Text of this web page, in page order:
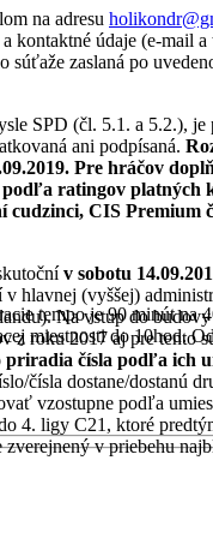
na adresu
kontaktné údaje (e-mail
zaslaná po
SPD (čl. 5.1. a 5.2.),
ani podpísaná.
Pre hráčov
ratingov platných
CIS Premium
v sobotu
v hlavnej (vyššej)
Na vstup do
z roku 2017 aj pre
čísla podľa ich
čísla dostane/dostanú
vzostupne podľa
4. ligy C21, ktoré
v priebehu
tempo je 90 minút
miestnosti do 10hod.